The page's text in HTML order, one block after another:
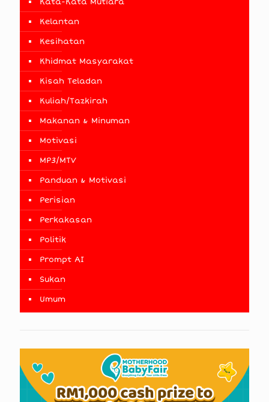
Kelantan
Kesihatan
Khidmat Masyarakat
Kisah Teladan
Kuliah/Tazkirah
Makanan & Minuman
Motivasi
MP3/MTV
Panduan & Motivasi
Perisian
Perkakasan
Politik
Prompt AI
Sukan
Umum